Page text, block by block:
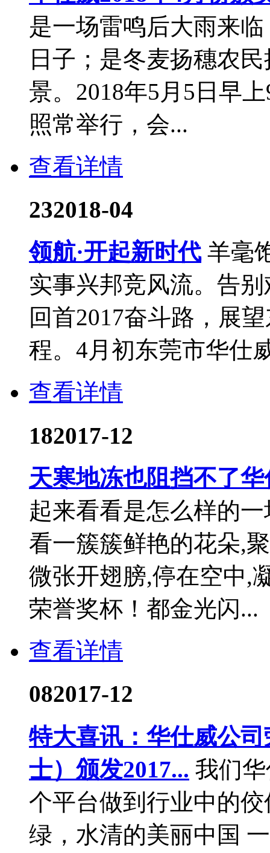
是一场雷鸣后大雨来
日子；是冬麦扬穗农
景。2018年5月5日早
照常举行，会...
查看详情
232018-04
领航·开起新时代 羊毫
实事兴邦竞风流。告
回首2017奋斗路，展
程。4月初东莞市华仕
查看详情
182017-12
天寒地冻也阻挡不了
起来看看是怎么样的
看一簇簇鲜艳的花朵,
微张开翅膀,停在空中,
荣誉奖杯！都金光闪...
查看详情
082017-12
特大喜讯：华仕威公
士）颁发2017... 我们
个平台做到行业中的
绿，水清的美丽中国